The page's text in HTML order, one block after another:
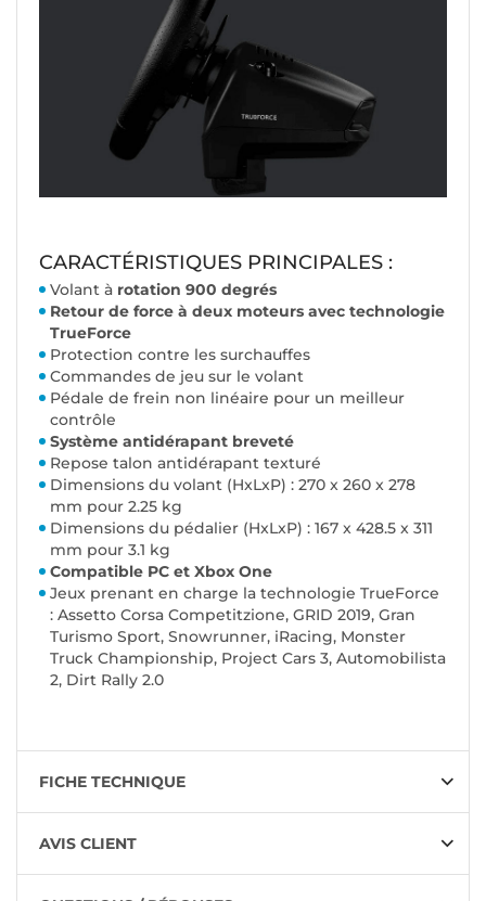
CARACTÉRISTIQUES PRINCIPALES :
Volant à rotation 900 degrés
Retour de force à deux moteurs avec technologie
TrueForce
Protection contre les surchauffes
Commandes de jeu sur le volant
Pédale de frein non linéaire pour un meilleur
contrôle
Système antidérapant breveté
Repose talon antidérapant texturé
Dimensions du volant (HxLxP) : 270 x 260 x 278
mm pour 2.25 kg
Dimensions du pédalier (HxLxP) : 167 x 428.5 x 311
mm pour 3.1 kg
Compatible PC et Xbox One
Jeux prenant en charge la technologie TrueForce
: Assetto Corsa Competitzione, GRID 2019, Gran
Turismo Sport, Snowrunner, iRacing, Monster
Truck Championship, Project Cars 3, Automobilista
2, Dirt Rally 2.0
FICHE TECHNIQUE
AVIS CLIENT